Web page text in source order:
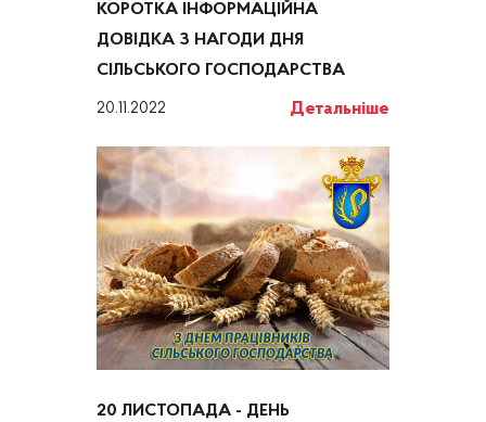
КОРОТКА ІНФОРМАЦІЙНА
ДОВІДКА З НАГОДИ ДНЯ
СІЛЬСЬКОГО ГОСПОДАРСТВА
20.11.2022 Детальніше
20 ЛИСТОПАДА - ДЕНЬ